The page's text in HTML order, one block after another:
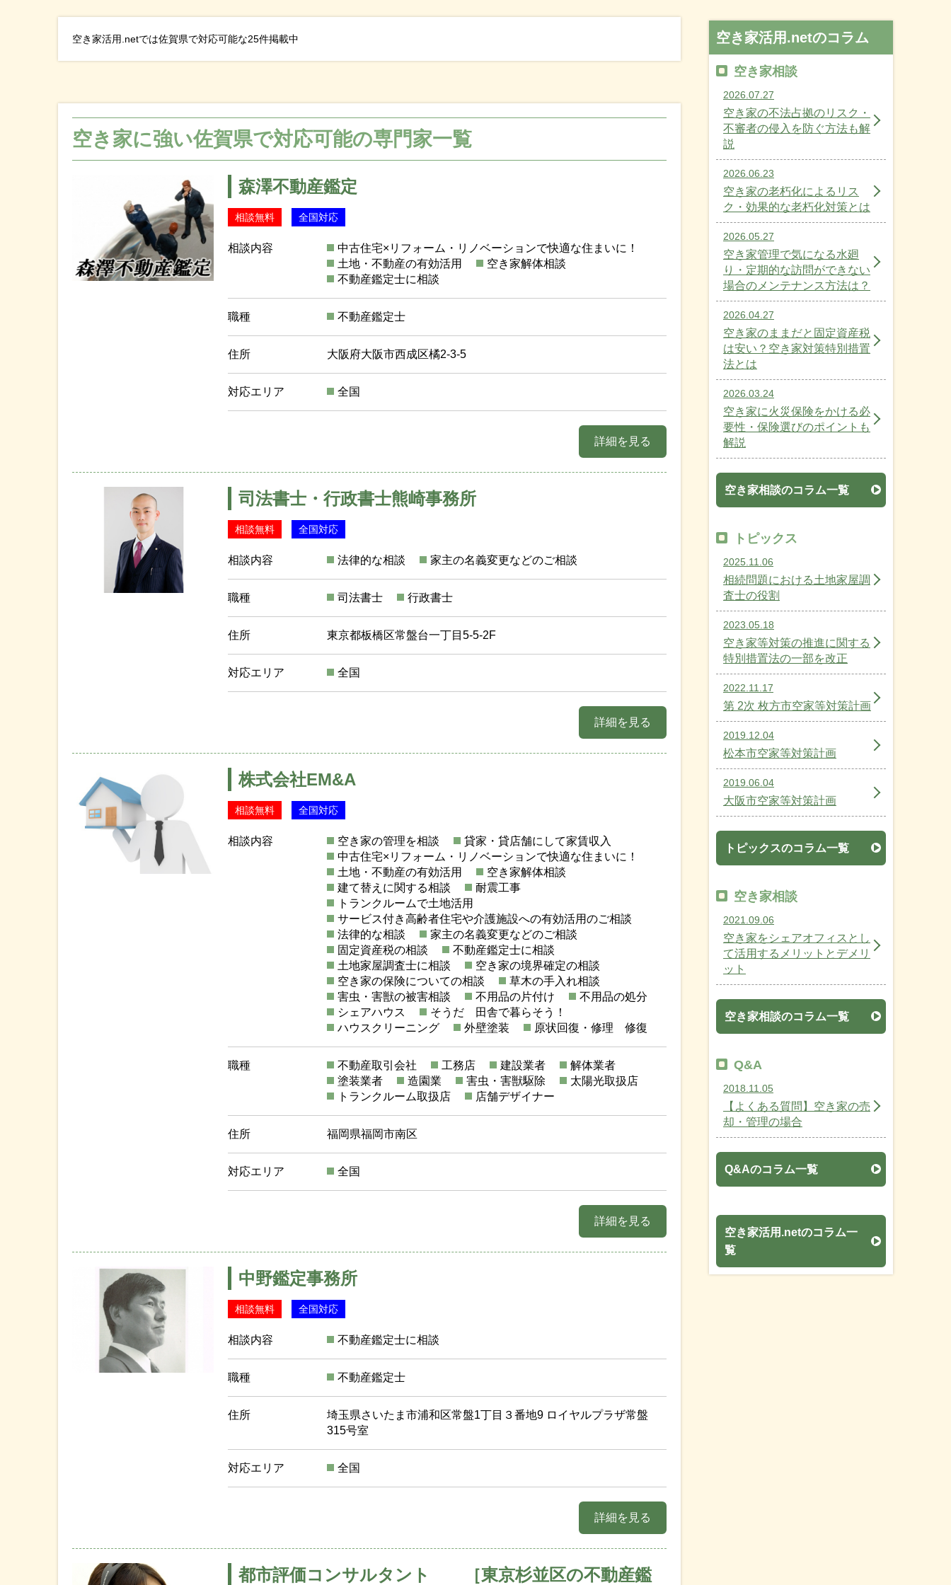
空き家活用.netでは佐賀県で対応可能な25件掲載中
空き家に強い佐賀県で対応可能の専門家一覧
森澤不動産鑑定
相談無料 全国対応
相談内容
中古住宅×リフォーム・リノベーションで快適な住まいに！
土地・不動産の有効活用
空き家解体相談
不動産鑑定士に相談
職種 不動産鑑定士
住所 大阪府大阪市西成区橘2-3-5
対応エリア 全国
詳細を見る
司法書士・行政書士熊崎事務所
相談無料 全国対応
相談内容 法律的な相談 家主の名義変更などのご相談
職種 司法書士 行政書士
住所 東京都板橋区常盤台一丁目5-5-2F
対応エリア 全国
詳細を見る
株式会社EM&A
相談無料 全国対応
相談内容 空き家の管理を相談
貸家・貸店舗にして家賃収入
中古住宅×リフォーム・リノベーションで快適な住まいに！
土地・不動産の有効活用
空き家解体相談
建て替えに関する相談
耐震工事
トランクルームで土地活用
サービス付き高齢者住宅や介護施設への有効活用のご相談
法律的な相談
家主の名義変更などのご相談
固定資産税の相談
不動産鑑定士に相談
土地家屋調査士に相談
空き家の境界確定の相談
空き家の保険についての相談
草木の手入れ相談
害虫・害獣の被害相談
不用品の片付け
不用品の処分
シェアハウス
そうだ 田舎で暮らそう！
ハウスクリーニング
外壁塗装 原状回復・修理 修復
職種 不動産取引会社 工務店 建設業者
解体業者
塗装業者
造園業 害虫・害獣駆除
太陽光取扱店
トランクルーム取扱店
店舗デザイナー
住所 福岡県福岡市南区
対応エリア 全国
詳細を見る
中野鑑定事務所
相談無料 全国対応
相談内容 不動産鑑定士に相談
職種 不動産鑑定士
住所
埼玉県さいたま市浦和区常盤1丁目３番地9 ロイヤルプラザ常盤
315号室
対応エリア 全国
詳細を見る
都市評価コンサルタント ［東京杉並区の不動産鑑
空き家活用.netのコラム
空き家相談
2026.07.27
空き家の不法占拠のリスク・
不審者の侵入を防ぐ方法も解
説
2026.06.23
空き家の老朽化によるリス
ク・効果的な老朽化対策とは
2026.05.27
空き家管理で気になる水廻
り・定期的な訪問ができない
場合のメンテナンス方法は？
2026.04.27
空き家のままだと固定資産税
は安い？空き家対策特別措置
法とは
2026.03.24
空き家に火災保険をかける必
要性・保険選びのポイントも
解説
空き家相談のコラム一覧
トピックス
2025.11.06
相続問題における土地家屋調
査士の役割
2023.05.18
空き家等対策の推進に関する
特別措置法の一部を改正
2022.11.17
第 2次 枚方市空家等対策計画
2019.12.04
松本市空家等対策計画
2019.06.04
大阪市空家等対策計画
トピックスのコラム一覧
空き家相談
2021.09.06
空き家をシェアオフィスとし
て活用するメリットとデメリ
ット
空き家相談のコラム一覧
Q&A
2018.11.05
【よくある質問】空き家の売
却・管理の場合
Q&Aのコラム一覧
空き家活用.netのコラム一
覧